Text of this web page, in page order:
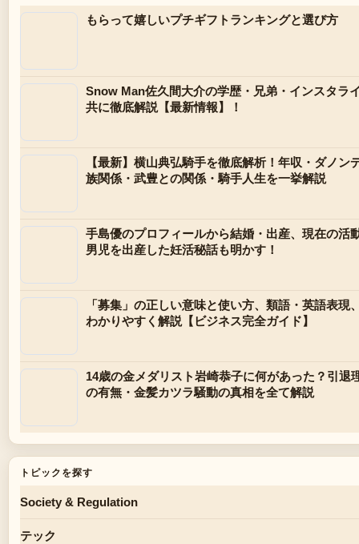
もらって嬉しいプチギフトランキングと選び方
Snow Man佐久間大介の学歴・兄弟・インスタラ
共に徹底解説【最新情報】！
【最新】横山典弘騎手を徹底解析！年収・ダノン
族関係・武豊との関係・騎手人生を一挙解説
手島優のプロフィールから結婚・出産、現在の活
男児を出産した妊活秘話も明かす！
「募集」の正しい意味と使い方、類語・英語表現
わかりやすく解説【ビジネス完全ガイド】
14歳の金メダリスト岩崎恭子に何があった？引退
の有無・金髪カツラ騒動の真相を全て解説
トピックを探す
Society & Regulation
テック